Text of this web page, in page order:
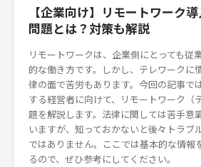
【企業向け】リモートワーク
問題とは？対策も解説
リモートワークは、企業側にとっても従
的な働き方です。しかし、テレワークに
律の面で苦労もあります。今回の記事で
する経営者に向けて、リモートワーク（
題を解説します。法律に関しては苦手意
いますが、知っておかないと後々トラブ
ではありません。ここでは基本的な情報
るので、ぜひ参考にしてください。